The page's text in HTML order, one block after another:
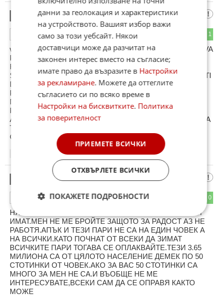
DO W164
1
ОТГОВОР
w164 KRAJNO VREME E DA POMOLI6 BA6TA TI DA TI DAVA
PO 20 LV. I DA TE PUSKA VE4ER ZA DA NE CAPA6
FORUMA S DETINSKITE SI MISLI. TUK KOMENTIRAME
STATIQTA A NE NI INTERESUVA 4E TI E SKU4NO I 4E NE TI
DAVAT ML-A DA GO KARA6 , KATO NQMA KAKVO DA
PRAVI6 VE4ER SI LQGAJ. SLED DESET GODINI KATO
NATRUPA6 NQKAKYV OPIT S KOLITE ZAPOVQDAJ DA
PI6E6 TUK.
A MEJDU DRUGOTO AKO SE DYRJI6 DOBRE MOGAT I DA
TI GO DAVAT DA GO KARA6 I 6TE MOJE6 DA SI HVANE6
GADJE - POMISLI VURHU TOVA....
0
ОТГОВОР
НЯМА ЗНАЧЕНИЕ КАКВИ СА ПАРИТЕ ВАЖНО Е ЧЕ ГИ
ИМАТ.МЕН НЕ МЕ БРОЙТЕ ЗАЩОТО ЗА РАДОСТ АЗ НЕ
РАБОТЯ.АПЪК И ТЕЗИ ПАРИ НЕ СА НА ЕДИН ЧОВЕК А
НА ВСИЧКИ.КАТО ПОЧНАТ ОТ ВСЕКИ ДА ЗИМАТ
ВСИЧКИТЕ ПАРИ ТОГАВА СЕ ОПЛАКВАЙТЕ.ТЕЗИ 3.65
МИЛИОНА СА ОТ ЦЯЛОТО НАСЕЛЕНИЕ ДЕМЕК ПО 50
СТОТИНКИ ОТ ЧОВЕК.АКО ЗА ВАС 50 СТОТИНКИ СА
МНОГО ЗА МЕН НЕ СА.И ВЪОБЩЕ НЕ МЕ
ИНТЕРЕСУВАТЕ,ВСЕКИ САМ ДА СЕ ОПРАВЯ КАКТО
МОЖЕ
данни за геолокация и характеристики
на устройството. Вашият избор важи
само за този уебсайт. Някои
доставчици може да разчитат на
законен интерес вместо на съгласие;
имате право да възразите в Настройки
за рекламиране. Можете да оттеглите
съгласието си по всяко време в
Настройки на бисквитките. Политика
за поверителност
ПРИЕМЕТЕ ВСИЧКИ
ОТХВЪРЛЕТЕ ВСИЧКИ
ПОКАЖЕТЕ ПОДРОБНОСТИ